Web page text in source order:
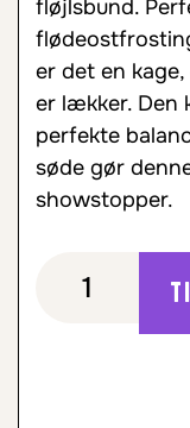
fløjlsbund.
er det en kage,
er lækker. Den
perfekte
søde gør
showstopper.